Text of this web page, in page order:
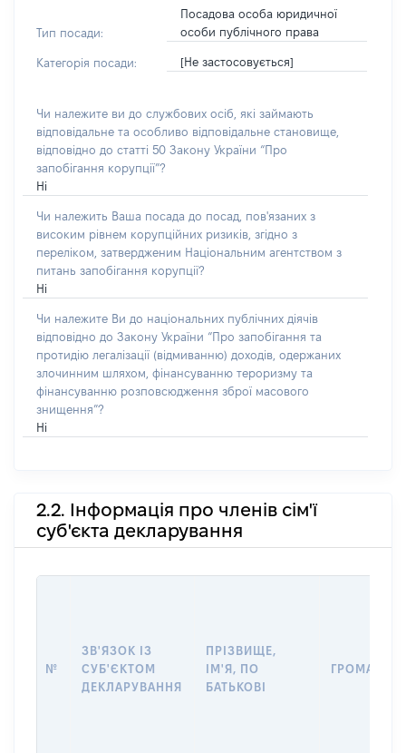
Тип посади:
Посадова особа юридичної
особи публічного права
Категорія посади: [Не застосовується]
Чи належите ви до службових осіб, які займають
відповідальне та особливо відповідальне становище,
відповідно до статті 50 Закону України “Про
запобігання корупції”?
Ні
Чи належить Ваша посада до посад, пов'язаних з
високим рівнем корупційних ризиків, згідно з
переліком, затвердженим Національним агентством з
питань запобігання корупції?
Ні
Чи належите Ви до національних публічних діячів
відповідно до Закону України “Про запобігання та
протидію легалізації (відмиванню) доходів, одержаних
злочинним шляхом, фінансуванню тероризму та
фінансуванню розповсюдження зброї масового
знищення”?
Ні
2.2. Інформація про членів сім'ї
суб'єкта декларування
№
ЗВ'ЯЗОК ІЗ
СУБ'ЄКТОМ
ДЕКЛАРУВАННЯ
ПРІЗВИЩЕ,
ІМ'Я, ПО
БАТЬКОВІ